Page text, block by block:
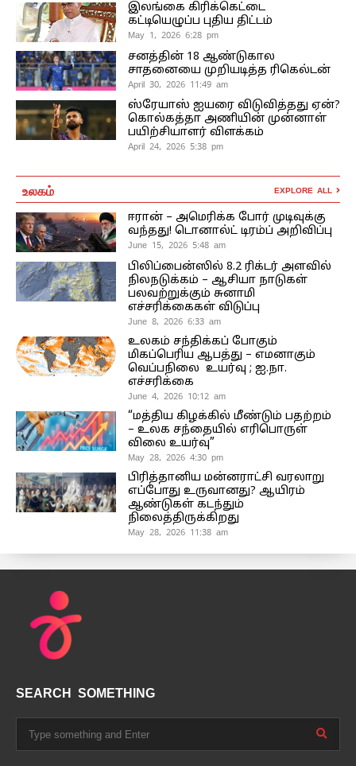
இலங்கை கிரிக்கெட்டை
கட்டியெழுப்ப புதிய திட்டம்
May 1, 2026 6:28 pm
சனத்தின் 18 ஆண்டுகால
சாதனையை முறியடித்த ரிகெல்டன்
April 30, 2026 11:49 am
ஸ்ரேயாஸ் ஐயரை விடுவித்தது ஏன்?
கொல்கத்தா அணியின் முன்னாள்
பயிற்சியாளர் விளக்கம்
April 24, 2026 5:38 pm
உலகம் EXPLORE ALL
ஈரான் – அமெரிக்க போர் முடிவுக்கு
வந்தது! டொனால்ட் டிரம்ப் அறிவிப்பு
June 15, 2026 5:48 am
பிலிப்பைன்ஸில் 8.2 ரிக்டர் அளவில்
நிலநடுக்கம் – ஆசியா நாடுகள்
பலவற்றுக்கும் சுனாமி
எச்சரிக்கைகள் விடுப்பு
June 8, 2026 6:33 am
உலகம் சந்திக்கப் போகும்
மிகப்பெரிய ஆபத்து – எமனாகும்
வெப்பநிலை உயர்வு ; ஐ.நா.
எச்சரிக்கை
June 4, 2026 10:12 am
“மத்திய கிழக்கில் மீண்டும் பதற்றம்
– உலக சந்தையில் எரிபொருள்
விலை உயர்வு”
May 28, 2026 4:30 pm
பிரித்தானிய மன்னராட்சி வரலாறு
எப்போது உருவானது? ஆயிரம்
ஆண்டுகள் கடந்தும்
நிலைத்திருக்கிறது
May 28, 2026 11:38 am
SEARCH SOMETHING